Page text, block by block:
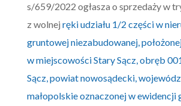
s/659/2022 ogłasza o sprzedaży w
z wolnej ręki udziału 1/2 części w
gruntowej niezabudowanej,
w miejscowości Stary Sącz, obręb
Sącz, powiat nowosądecki,
małopolskie oznaczonej w ewidencji